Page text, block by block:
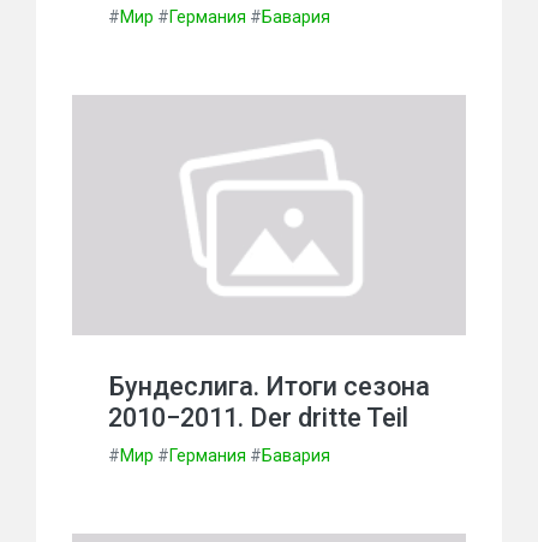
#Мир #Германия #Бавария
Бундеслига. Итоги сезона
2010−2011. Der dritte Teil
#Мир #Германия #Бавария